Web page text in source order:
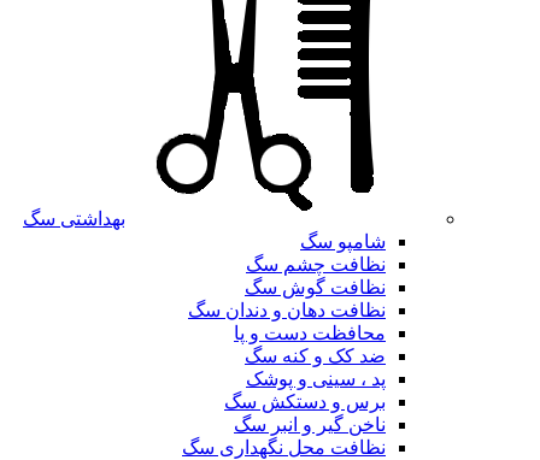
بهداشتی سگ
شامپو سگ
نظافت چشم سگ
نظافت گوش سگ
نظافت دهان و دندان سگ
محافظت دست و پا
ضد کک و کنه سگ
پد ، سینی و پوشک
برس و دستکش سگ
ناخن گیر و انبر سگ
نظافت محل نگهداری سگ